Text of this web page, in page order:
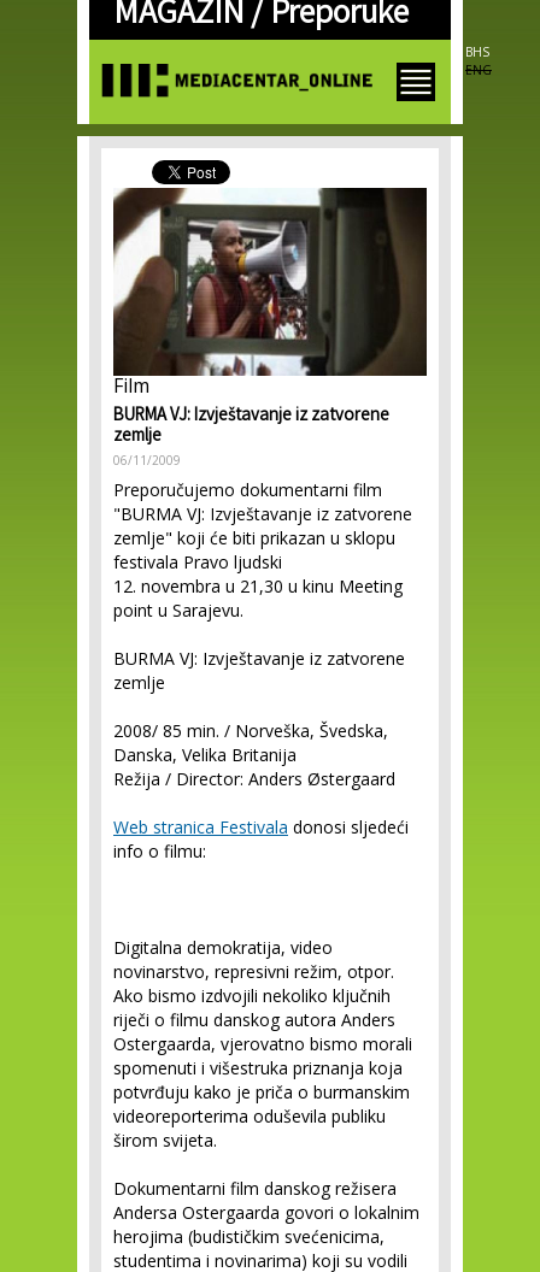
Skip to
main
MAGAZIN /Preporuke
BHS
ENG
Film
BURMA VJ: Izvještavanje iz zatvorene
zemlje
06/11/2009
Preporučujemo dokumentarni film
"BURMA VJ: Izvještavanje iz zatvorene
zemlje" koji će biti prikazan u sklopu
festivala Pravo ljudski
12. novembra u 21,30 u kinu Meeting
point u Sarajevu.
BURMA VJ: Izvještavanje iz zatvorene
zemlje
2008/ 85 min. / Norveška, Švedska,
Danska, Velika Britanija
Režija / Director: Anders Østergaard
Web stranica Festivala donosi sljedeći
info o filmu:
Digitalna demokratija, video
novinarstvo, represivni režim, otpor.
Ako bismo izdvojili nekoliko ključnih
riječi o filmu danskog autora Anders
Ostergaarda, vjerovatno bismo morali
spomenuti i višestruka priznanja koja
potvrđuju kako je priča o burmanskim
videoreporterima oduševila publiku
širom svijeta.
Dokumentarni film danskog režisera
Andersa Ostergaarda govori o lokalnim
herojima (budističkim svećenicima,
studentima i novinarima) koji su vodili